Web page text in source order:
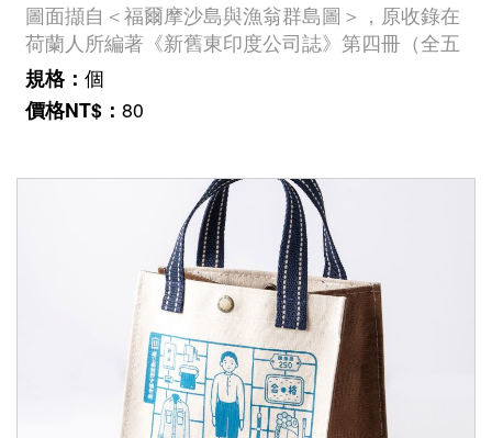
圖面擷自＜福爾摩沙島與漁翁群島圖＞，原收錄在
荷蘭人所編著《新舊東印度公司誌》第四冊（全五
冊）中8幅插畫中的一幅，繪製範圍為臺灣、澎湖
及附屬島嶼。此張圖對荷蘭人統治核心的臺南地
區，及往南到高雄、屏東一帶，以及澎湖群島描繪
範圍。臺史博館藏號：2003.031.0005《福爾摩沙
規格： 個
價格NT$： 80